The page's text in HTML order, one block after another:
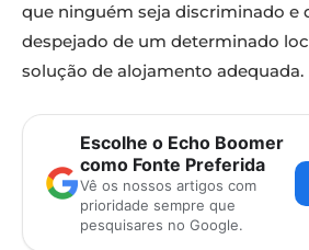
que ninguém seja discriminado e
despejado de um determinado
solução de alojamento adequada.
Escolhe o Echo Boomer
como Fonte Preferida
Vê os nossos artigos com
prioridade sempre que
pesquisares no Google.